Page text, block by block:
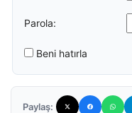
Parola:
Beni hatırla
Paylaş: